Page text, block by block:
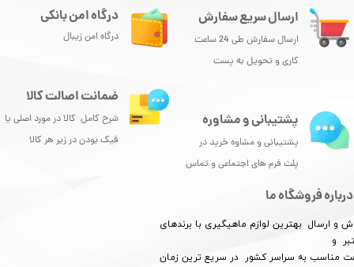
ارسال سریع سفارش
ارسال سفارش طی 24 ساعت
کاری و تحویل به پست
درباره فروشگاه ما
و ارسال بهترین لوازم ماهیگیری با برندهای
و
مناسب به سراسر کشور در سریع ترین زمان
درگاه امن بانکی
درگاه امن زیبال
پشتیبانی و مشاوره
پشتیبانی و مشاوه خرید در
پلت فرم های اجتماعی و تماس
ضمانت اصالت کالا
شرح کامل کالا در مورد اصلی یا
فیک بودن در زیر هر کالا